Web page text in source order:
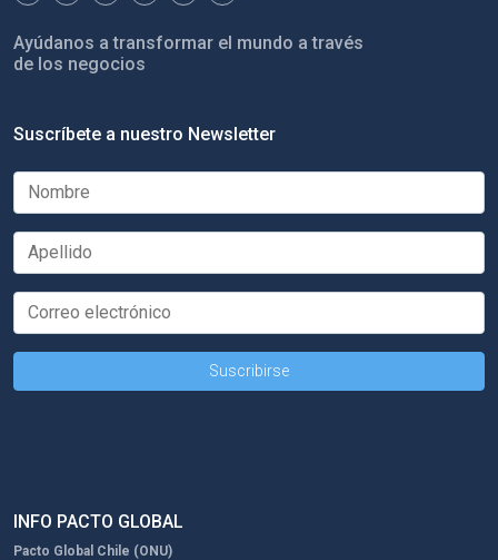
Ayúdanos a transformar el mundo a través
de los negocios
Suscríbete a nuestro Newsletter
INFO PACTO GLOBAL
Pacto Global Chile (ONU)